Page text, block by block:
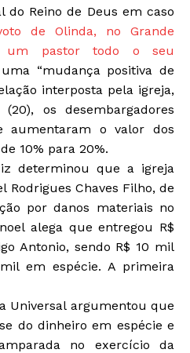
do Reino de Deus em caso
de Olinda, no Grande
um pastor todo o seu
“mudança positiva de
interposta pela igreja,
os desembargadores
aumentaram o valor dos
10% para 20%.
determinou que a igreja
Rodrigues Chaves Filho, de
por danos materiais no
alega que entregou R$
Antonio, sendo R$ 10 mil
em espécie. A primeira
Universal argumentou que
do dinheiro em espécie e
no exercício da